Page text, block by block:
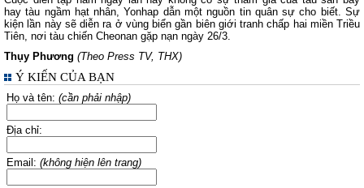
hay tàu ngầm hạt nhân, Yonhap dẫn một nguồn tin quân sự cho biết. Sự
kiện lần này sẽ diễn ra ở vùng biển gần biên giới tranh chấp hai miền Triều
Tiên, nơi tàu chiến Cheonan gặp nạn ngày 26/3.
Thụy Phương (Theo Press TV, THX)
Ý KIẾN CỦA BẠN
Họ và tên: (cần phải nhập)
Địa chỉ:
Email: (không hiện lên trang)